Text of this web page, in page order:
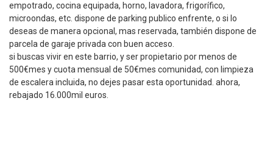
empotrado, cocina equipada, horno, lavadora, frigorífico,
microondas, etc. dispone de parking publico enfrente, o si lo
deseas de manera opcional, mas reservada, también dispone de
parcela de garaje privada con buen acceso.
si buscas vivir en este barrio, y ser propietario por menos de
500€mes y cuota mensual de 50€mes comunidad, con limpieza
de escalera incluida, no dejes pasar esta oportunidad. ahora,
rebajado 16.000mil euros.